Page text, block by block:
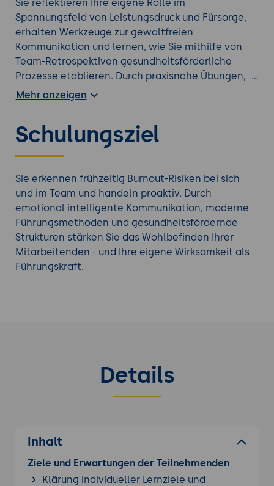
Sie reflektieren Ihre eigene Rolle im
Spannungsfeld von Leistungsdruck und Fürsorge,
erhalten Werkzeuge zur gewaltfreien
Kommunikation und lernen, wie Sie mithilfe von
Team-Retrospektiven gesundheitsförderliche
Prozesse etablieren. Durch praxisnahe Übungen,
Impulse und Austausch entwickeln Sie eine neue
Frühwarnzeichen zu erkennen und nachhaltige
Strukturen für Wohlbefinden und
wie auf Teamebene.
Mehr anzeigen
Schulungsziel
Sie erkennen frühzeitig Burnout-Risiken bei sich
und im Team und handeln proaktiv. Durch
emotional intelligente Kommunikation, moderne
Führungsmethoden und gesundheitsfördernde
Strukturen stärken Sie das Wohlbefinden Ihrer
Mitarbeitenden - und Ihre eigene Wirksamkeit als
Führungskraft.
Details
Inhalt
Ziele und Erwartungen der Teilnehmenden
Klärung individueller Lernziele und